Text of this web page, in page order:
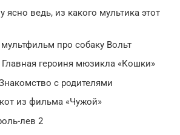
ясно ведь, из какого мультика этот
про собаку Вольт
героиня мюзикла «Кошки»
с родителями
из фильма «Чужой»
лев 2